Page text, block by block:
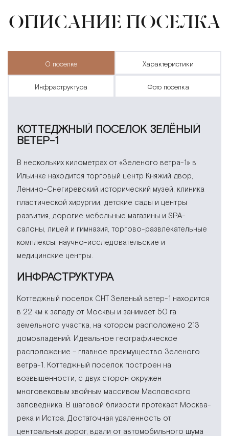
ОПИСАНИЕ ПОСЕЛКА
о поселке характеристики
инфраструктура фото поселка
КОТТЕДЖНЫЙ ПОСЕЛОК ЗЕЛЁНЫЙ
ВЕТЕР-1
В нескольких километрах от «Зеленого ветра-1» в
Ильинке находится торговый центр Княжий двор,
Ленино-Снегиревский исторический музей, клиника
пластической хирургии, детские сады и центры
развития, дорогие мебельные магазины и SPA-
салоны, лицей и гимназия, торгово-развлекательные
комплексы, научно-исследовательские и
медицинские центры.
ИНФРАСТРУКТУРА
Коттеджный поселок СНТ Зеленый ветер-1 находится
в 22 км к западу от Москвы и занимает 50 га
земельного участка, на котором расположено 213
домовладений. Идеальное географическое
расположение – главное преимущество Зеленого
ветра-1. Коттеджный поселок построен на
возвышенности, с двух сторон окружен
многовековым хвойным массивом Масловского
заповедника. В шаговой близости протекает Москва-
река и Истра. Достаточная удаленность от
центральных дорог, вдали от автомобильного шума